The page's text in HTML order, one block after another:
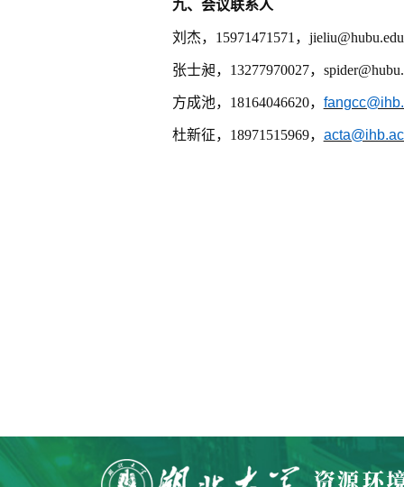
九、会议联系人
刘杰， 15971471571 ，
张士昶， 13277970027，
方成池， 18164046620，
杜新征， 18971515969，